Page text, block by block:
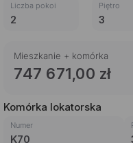
Liczba pokoi
2
Piętro
3
Mieszkanie + komórka
747 671,00 zł
Komórka lokatorska
Numer
K70